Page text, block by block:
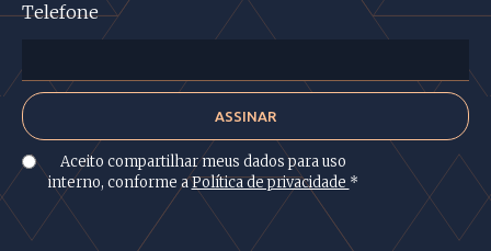
Telefone
Aceito compartilhar meus dados para uso
interno, conforme aPolítica de privacidade *